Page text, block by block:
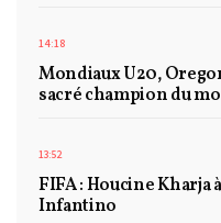
14:18
Mondiaux U20,
sacré champion du
13:52
FIFA : Houcine Kharja
Infantino